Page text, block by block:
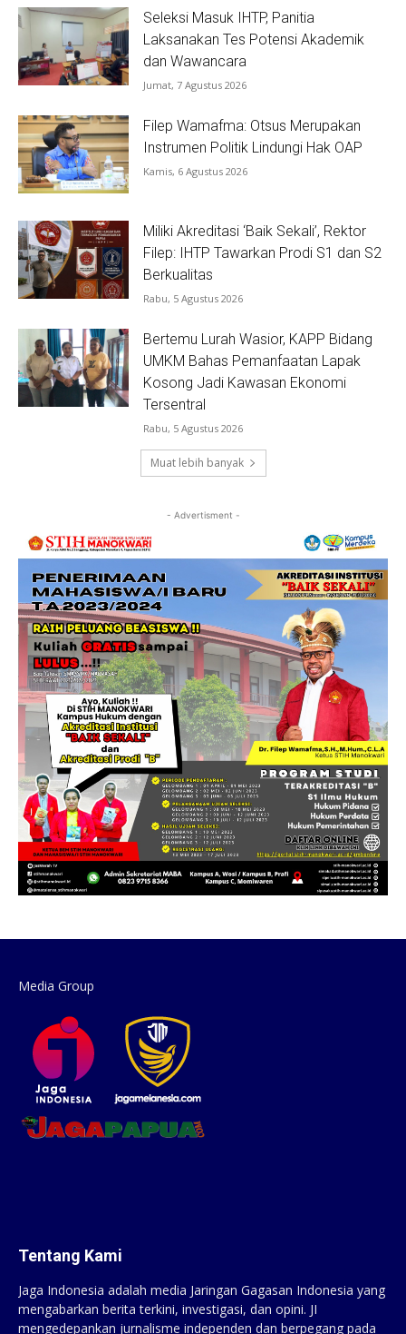
Seleksi Masuk IHTP, Panitia
Laksanakan Tes Potensi Akademik
dan Wawancara
Jumat, 7 Agustus 2026
Filep Wamafma: Otsus Merupakan
Instrumen Politik Lindungi Hak OAP
Kamis, 6 Agustus 2026
Miliki Akreditasi ‘Baik Sekali’, Rektor
Filep: IHTP Tawarkan Prodi S1 dan S2
Berkualitas
Rabu, 5 Agustus 2026
Bertemu Lurah Wasior, KAPP Bidang
UMKM Bahas Pemanfaatan Lapak
Kosong Jadi Kawasan Ekonomi
Tersentral
Rabu, 5 Agustus 2026
Muat lebih banyak
- Advertisment -
Media Group
Tentang Kami
Jaga Indonesia adalah media Jaringan Gagasan Indonesia yang
mengabarkan berita terkini, investigasi, dan opini. JI
mengedepankan jurnalisme independen dan berpegang pada